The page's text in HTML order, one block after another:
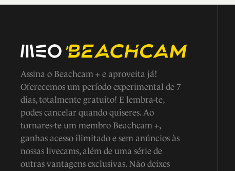
Assina o Beachcam + e aproveita já!
Oferecemos um período experimental de 7
dias, totalmente gratuito! E lembra-te,
podes cancelar quando quiseres. Ao
tornares-te um membro Beachcam +,
ganhas acesso ilimitado e sem anúncios às
nossas livecams, além de uma série de
outras vantagens exclusivas. Não deixes